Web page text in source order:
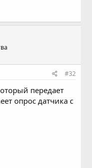
#32
передает
опрос датчика с